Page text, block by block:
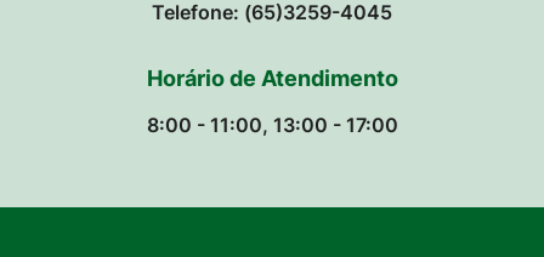
Telefone: (65)3259-4045
Horário de Atendimento
8:00 - 11:00, 13:00 - 17:00